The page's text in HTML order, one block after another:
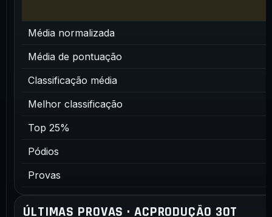
Média normalizada
Média de pontuação
Classificação média
Melhor classificação
Top 25%
Pódios
Provas
ÚLTIMAS PROVAS · ACPRODUÇÃO 30T